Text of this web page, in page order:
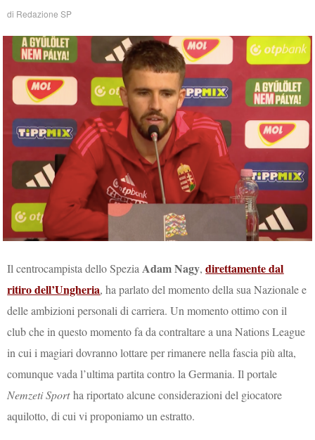
di Redazione SP
Il centrocampista dello Spezia Adam Nagy,direttamente dal
ritiro dell’Ungheria, ha parlato del momento della sua Nazionale e
delle ambizioni personali di carriera. Un momento ottimo con il
club che in questo momento fa da contraltare a una Nations League
in cui i magiari dovranno lottare per rimanere nella fascia più alta,
comunque vada l’ultima partita contro la Germania. Il portale
Nemzeti Sportha riportato alcune considerazioni del giocatore
aquilotto, di cui vi proponiamo un estratto.